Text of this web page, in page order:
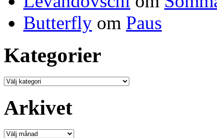
Butterfly om Paus
Kategorier
Kategorier
Arkivet
Arkivet